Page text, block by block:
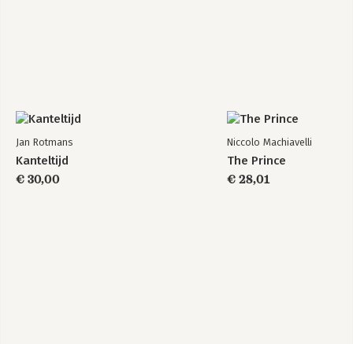
Jan Rotmans
Kanteltijd
€ 30,00
Niccolo Machiavelli
The Prince
€ 28,01